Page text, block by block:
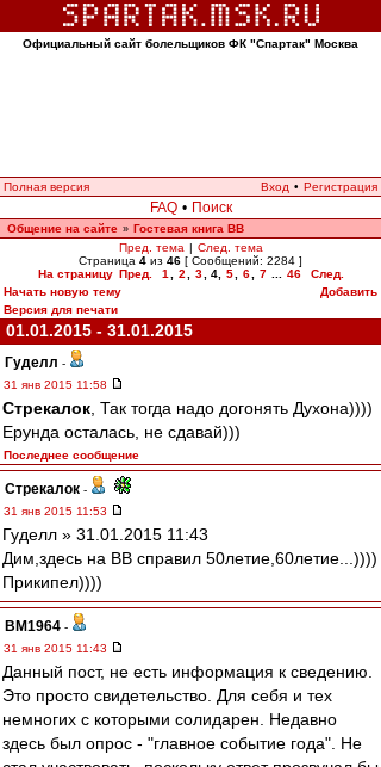
Официальный сайт болельщиков ФК "Спартак" Москва
Полная версия Вход • Регистрация
FAQ • Поиск
Общение на сайте » Гостевая книга ВВ
Пред. тема | След. тема
Страница 4 из 46 [ Сообщений: 2284 ]
На страницу Пред. 1 2 3 4, 5 6 7 46
След.
Начать новую тему
Добавить
Версия для печати
01.01.2015 - 31.01.2015
Гуделл -
31 янв 2015 11:58
Стрекалок , Так тогда надо догонять Духона))))
Ерунда осталась, не сдавай)))
Последнее сообщение
Стрекалок -
31 янв 2015 11:53
Гуделл » 31.01.2015 11:43
Дим,здесь на ВВ справил 50летие,60летие...))))
Прикипел))))
BM1964 -
31 янв 2015 11:43
Данный пост, не есть информация к сведению.
Это просто свидетельство. Для себя и тех
немногих с которыми солидарен. Недавно
здесь был опрос - "главное событие года". Не